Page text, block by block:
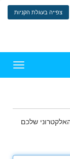
צפייה בעגלת הקניות
שלכם